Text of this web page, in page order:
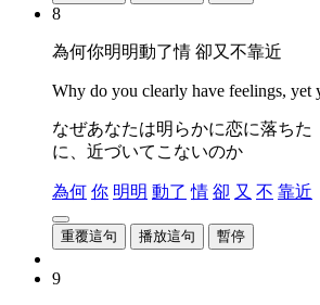
8
為何你明明動了情 卻又不靠近
Why do you clearly have feelings, yet
なぜあなたは明らかに恋に落ちた
に、近づいてこないのか
為何 你 明明 動了 情 卻 又 不 靠近
重覆這句 播放這句 暫停
9